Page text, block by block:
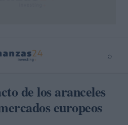
⌕
⌕
de los aranceles
europeos